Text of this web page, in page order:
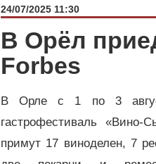
24/07/2025 11:30
В Орёл
Forbes
В Орле с 1 по 3
гастрофестиваль «Вино-
примут 17 виноделен, 7